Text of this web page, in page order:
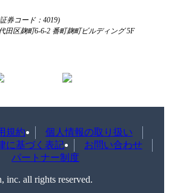
券コード：4019)
田区麹町6-6-2 番町麹町ビルディング 5F
規約
個人情報の取り扱い
に基づく表記
お問い合わせ
パートナー制度
inc. all rights reserved.